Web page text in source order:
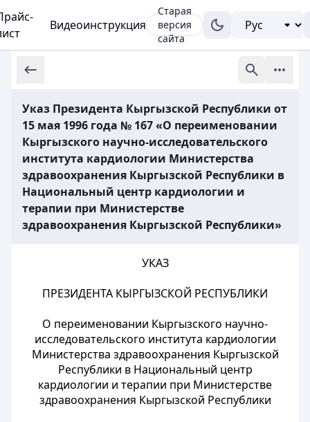
Видеоинструкция
Старая
версия
сайта
Указ Президента Кыргызской Республики от
15 мая 1996 года № 167 «О переименовании
Кыргызского научно-исследовательского
института кардиологии Министерства
здравоохранения Кыргызской Республики в
Национальный центр кардиологии и
терапии при Министерстве
здравоохранения Кыргызской Республики»
УКАЗ
ПРЕЗИДЕНТА КЫРГЫЗСКОЙ РЕСПУБЛИКИ
О переименовании Кыргызского научно-
исследовательского института кардиологии
Министерства здравоохранения Кыргызской
Республики в Национальный центр
кардиологии и терапии при Министерстве
здравоохранения Кыргызской Республики